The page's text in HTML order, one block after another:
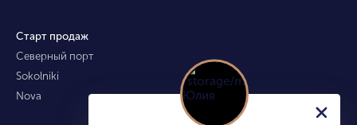
Старт продаж
Северный порт
Sokolniki
Nova